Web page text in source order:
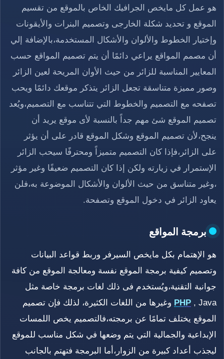
هو عمل كل مايخص الجرافيك الخاص بالموقع من تقسيم
الموقع و تحديد شكلة الخارجى وتصميم البنرات والأيقونات
وإختيار الخطوط والألوان والأشكال المستخدمة،بالإضافة إلي
أن مصمم المواقع يراعي دائمًا أن يتم تصميم المواقع حسب
المعايير المناسبة للزائر من حيث الأوان المريحة لعين الزائر
وصور مميزة متناسقة تجعل الزائر يتذكر موقعك دائمًا ويحب
تصفحه مع التصميم والخطوط التي تتناسب مع التصميم،ويُعد
تصميم الموقع شئ مهم جداً بالنسبة لأى موقع يريد أن
ينجح،لأن تصميم الموقع وشكل الموقع قادر على أن يؤثر
على الزائر،فإذا كان التصميم متميزاً ومحترفًا سيحب الزائر
الإستمرار في زيارته ولكن إذا كان التصميم ضعيفًا وغير مؤثر
،وغير متناسق من حيث الألوان والأشكال الموضوعة به،فلن
يعاود الزائر في دخول الموقع وتصفحة.
برمجة المواقع
هو الإهتمام بكل مايخص السيرفر وربط قواعد البيانات
وتصميم كيفية برمجة الموقع نفسة ومعالجة الموقع من كافة
جوانبة التقنية،ويُستخدم فى ذلك لغات برمجة خاصة مثل
PHP , Java وغيرها من اللغات الكثيرة، لذلك فإن تصميم
الموقع يختلف تمامًا عن برمجته،فالتصميم يخص اللمسات
الإبداعية والجمالية التي يتم وضعها في شكل مناسب للموقع
ليجذب أعداد كبيرة من الزوار،أما البرمجة فتهتم بالجانب